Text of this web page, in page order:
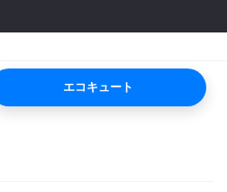
エコキュート